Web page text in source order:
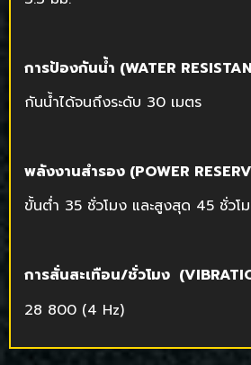
การป้องกันน้ำ (WATER
กันน้ำได้จนถึงระดับ 30 เมตร
พลังงานสำรอง (POWER
ขั้นต่ำ 35 ชั่วโมง และสูงสุด 45 ชั่วโ
การสั่นสะเทือน/ชั่วโมง (
28 800 (4 Hz)